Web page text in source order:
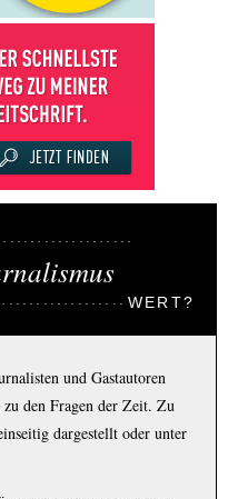
WERT?
und Gastautoren
den Fragen der Zeit. Zu
dargestellt oder unter